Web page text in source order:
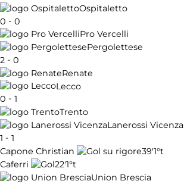
Ospitaletto
0 - 0
Pro Vercelli
Pergolettese
2 - 0
Renate
Lecco
0 - 1
Trento
Lanerossi Vicenza
1 - 1
Capone Christian
39'1°t
Caferri
22'1°t
Union Brescia